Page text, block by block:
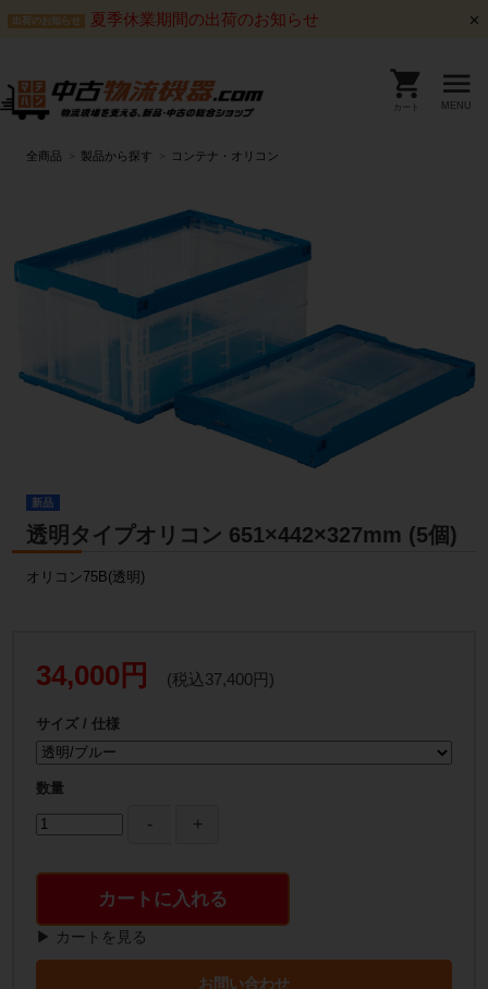
出荷のお知らせ 夏季休業期間の出荷のお知らせ
カート MENU
全商品 製品から探す コンテナ・オリコン
新品
透明タイプオリコン 651×442×327mm (5個)
オリコン75B(透明)
34,000円 (税込37,400円)
サイズ / 仕様
数量
カートに入れる
▶ カートを見る
お問い合わせ